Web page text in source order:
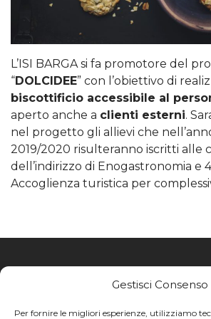
Gestisci Consenso
Per fornire le migliori esperienze, utilizziamo
L’ISI BARGA si fa promotore del
“DOLCIDEE” con l’obiettivo di
biscottificio accessibile al
aperto anche a clienti esterni.
nel progetto gli allievi che
2019/2020 risulteranno iscritti alle
dell’indirizzo di Enogastronomia e
Accoglienza turistica per